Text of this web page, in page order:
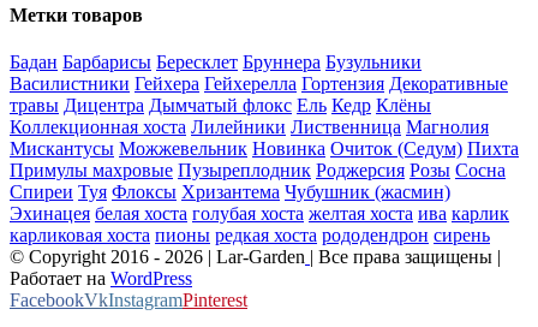
Метки товаров
Бадан Барбарисы Бересклет Бруннера Бузульники
Василистники Гейхера Гейхерелла Гортензия Декоративные
травы Дицентра Дымчатый флокс Ель Кедр Клёны
Коллекционная хоста Лилейники Лиственница Магнолия
Мискантусы Можжевельник Новинка Очиток (Седум) Пихта
Примулы махровые Пузыреплодник Роджерсия Розы Сосна
Спиреи Туя Флоксы Хризантема Чубушник (жасмин)
Эхинацея белая хоста голубая хоста желтая хоста ива карлик
карликовая хоста пионы редкая хоста рододендрон сирень
© Copyright 2016 - 2026 | Lar-Garden | Все права защищены |
Работает на WordPress
FacebookVkInstagramPinterest